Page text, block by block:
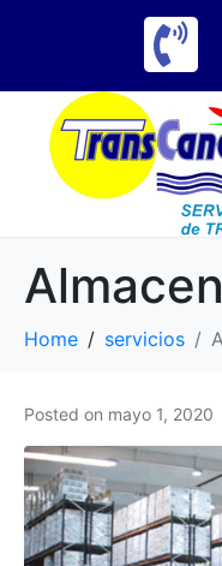
Home servicios
Posted on mayo 1, 2020